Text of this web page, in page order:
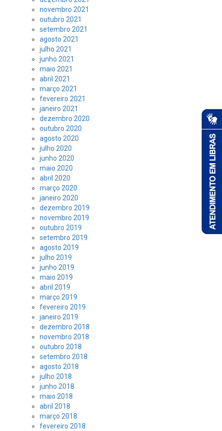
novembro 2021
outubro 2021
setembro 2021
agosto 2021
julho 2021
junho 2021
maio 2021
abril 2021
março 2021
fevereiro 2021
janeiro 2021
dezembro 2020
outubro 2020
agosto 2020
julho 2020
junho 2020
maio 2020
abril 2020
março 2020
janeiro 2020
dezembro 2019
novembro 2019
outubro 2019
setembro 2019
agosto 2019
julho 2019
junho 2019
maio 2019
abril 2019
março 2019
fevereiro 2019
janeiro 2019
dezembro 2018
novembro 2018
outubro 2018
setembro 2018
agosto 2018
julho 2018
junho 2018
maio 2018
abril 2018
março 2018
fevereiro 2018